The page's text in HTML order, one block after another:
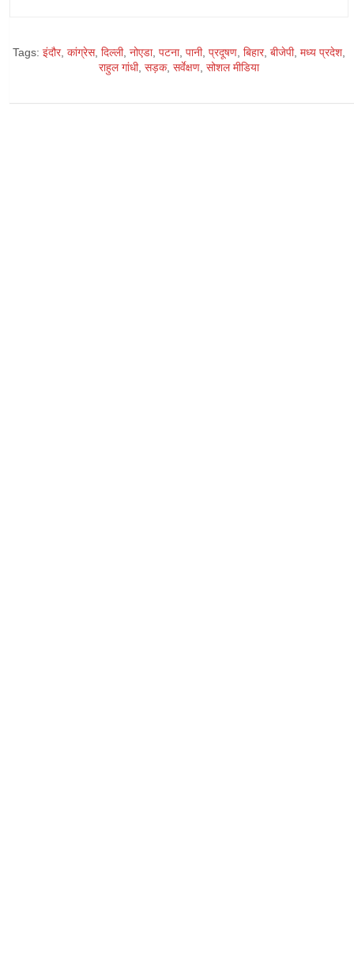
Tags: इंदौर, कांग्रेस, दिल्ली, नोएडा, पटना, पानी, प्रदूषण, बिहार, बीजेपी, मध्य प्रदेश,
राहुल गांधी, सड़क, सर्वेक्षण, सोशल मीडिया